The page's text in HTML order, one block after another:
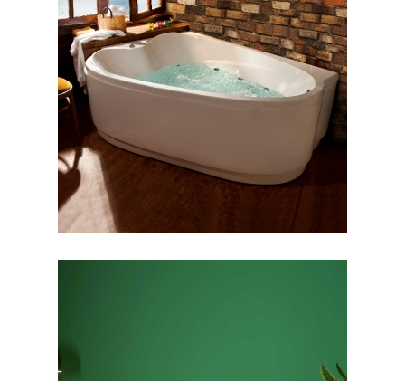
جکوزی والریا